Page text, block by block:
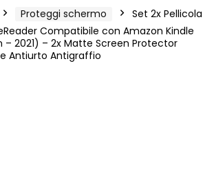
Proteggi schermo
Set 2x Pellicola
Compatibile con Amazon Kindle
– 2021) – 2x Matte Screen Protector
Antiurto Antigraffio